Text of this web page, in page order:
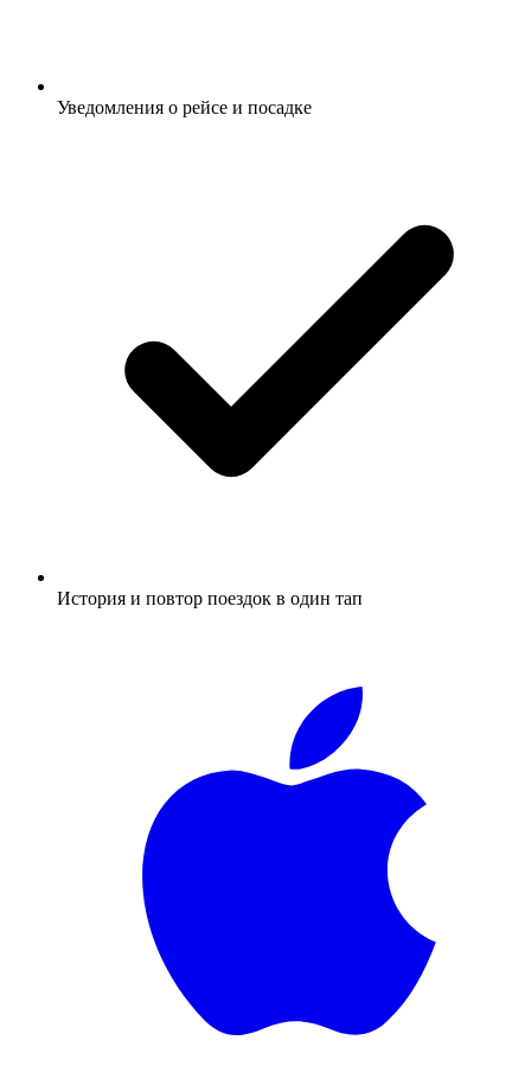
Уведомления о рейсе и посадке
История и повтор поездок в один тап